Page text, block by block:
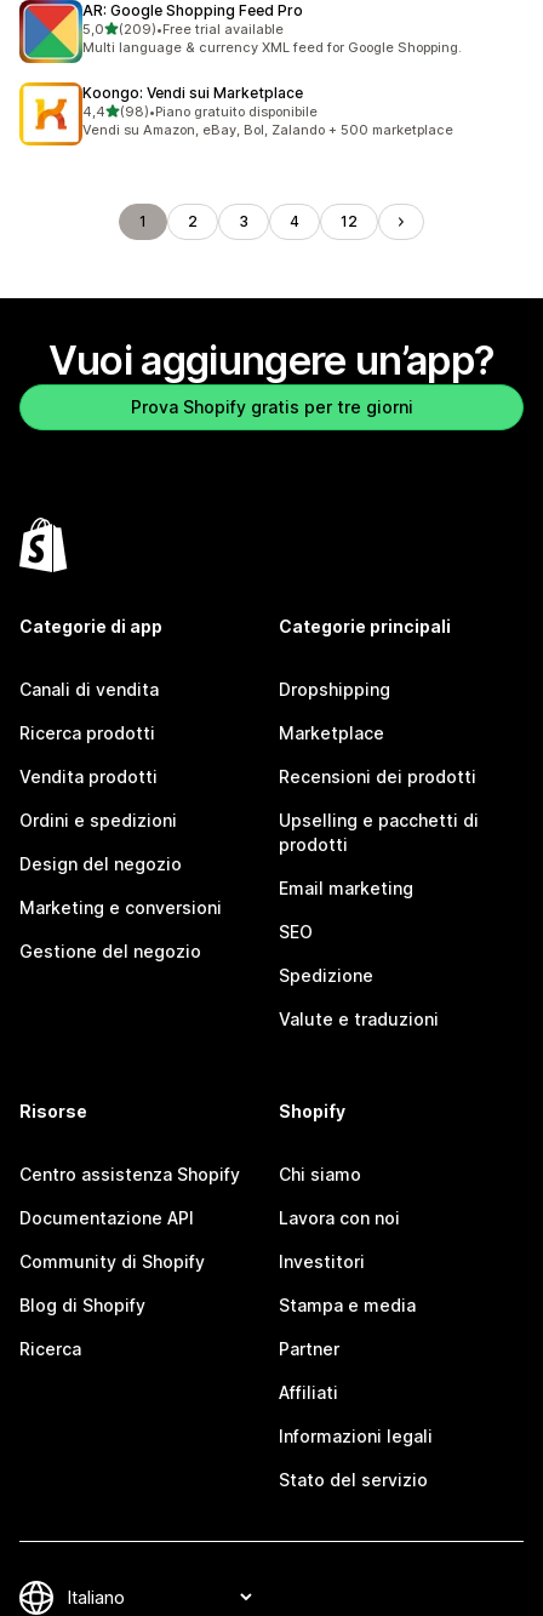
AR: Google Shopping Feed Pro
5,0stelle su 5
(209)
209 recensioni totali
•Free trial available
Multi language & currency XML feed for Google Shopping.
Koongo: Vendi sui Marketplace
4,4stelle su 5
(98)
98 recensioni totali
•Piano gratuito disponibile
Vendi su Amazon, eBay, Bol, Zalando + 500 marketplace
1 2 3 4 12
Vuoi aggiungere un’app?
Prova Shopify gratis per tre giorni
Categorie di app
Canali di vendita
Ricerca prodotti
Vendita prodotti
Ordini e spedizioni
Design del negozio
Marketing e conversioni
Gestione del negozio
Categorie principali
Dropshipping
Marketplace
Recensioni dei prodotti
Upselling e pacchetti di
prodotti
Email marketing
SEO
Spedizione
Valute e traduzioni
Risorse
Centro assistenza Shopify
Documentazione API
Community di Shopify
Blog di Shopify
Ricerca
Shopify
Chi siamo
Lavora con noi
Investitori
Stampa e media
Partner
Affiliati
Informazioni legali
Stato del servizio